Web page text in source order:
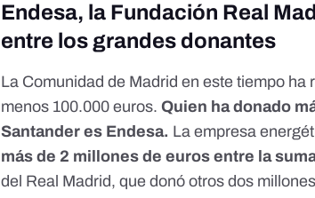
Endesa, la Fundación Real
entre los grandes donantes
La Comunidad de Madrid en este tiempo ha
menos 100.000 euros. Quien ha donado
Santander es Endesa. La empresa
más de 2 millones de euros entre la
del Real Madrid, que donó otros dos